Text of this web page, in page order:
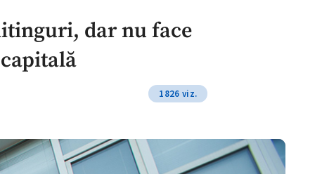
dar nu face
1826 viz.